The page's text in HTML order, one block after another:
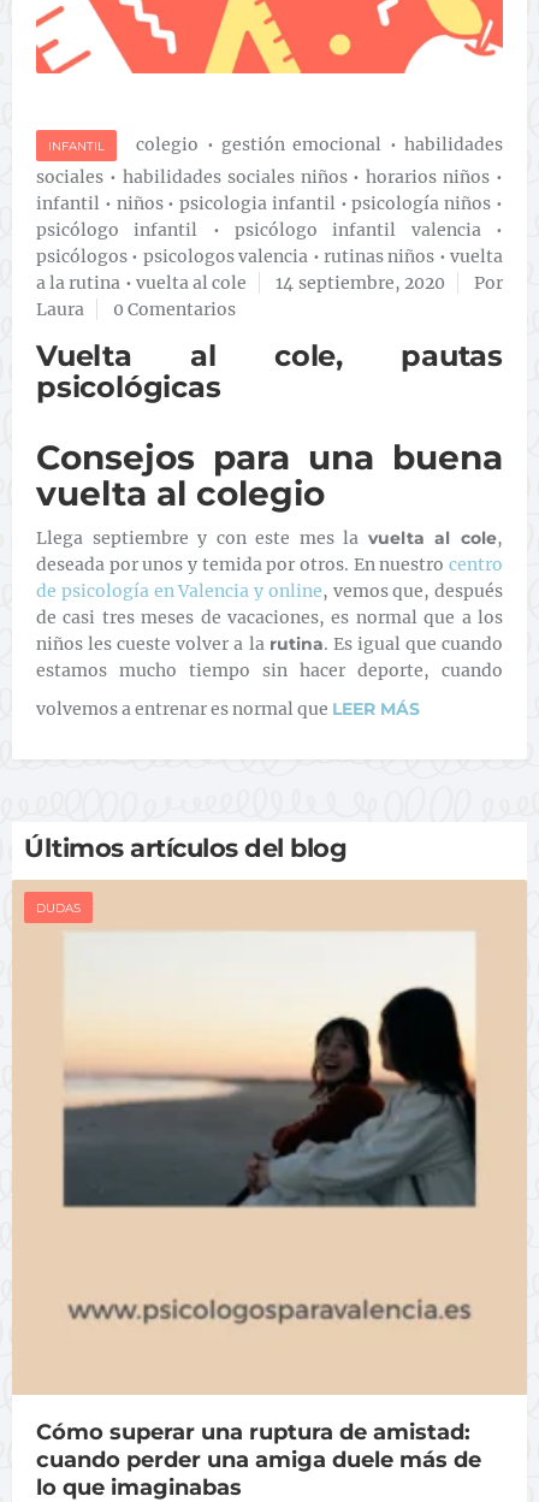
INFANTIL colegio • gestión emocional •habilidades
sociales • habilidades sociales niños•horarios niños •
infantil • niños•psicologia infantil•psicología niños •
psicólogo infantil •psicólogo infantil valencia•
psicólogos • psicologos valencia • rutinas niños • vuelta
a la rutina • vuelta al cole 14 septiembre, 2020
Por
Laura
0 Comentarios
Vuelta al cole, pautas
psicológicas
Consejos para una buena
vuelta al colegio
Llega septiembre y con este mes la vuelta al cole,
deseada por unos y temida por otros. En nuestro centro
de psicología en Valencia y online, vemos que, después
de casi tres meses de vacaciones, es normal que a los
niños les cueste volver a la rutina. Es igual que cuando
estamos mucho tiempo sin hacer deporte, cuando
volvemos a entrenar es normal que LEER MÁS
Últimos artículos del blog
DUDAS
Cómo superar una ruptura de amistad:
cuando perder una amiga duele más de
lo que imaginabas